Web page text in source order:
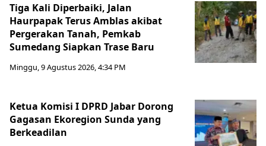
Tiga Kali Diperbaiki, Jalan
Haurpapak Terus Amblas akibat
Pergerakan Tanah, Pemkab
Sumedang Siapkan Trase Baru
Minggu, 9 Agustus 2026, 4:34 PM
Ketua Komisi I DPRD Jabar Dorong
Gagasan Ekoregion Sunda yang
Berkeadilan